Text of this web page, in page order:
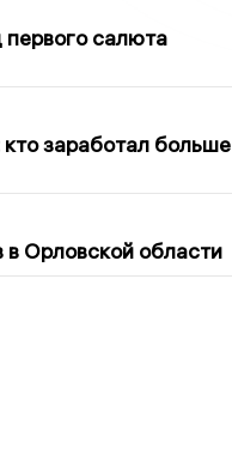
салюта
заработал больше
в Орловской области